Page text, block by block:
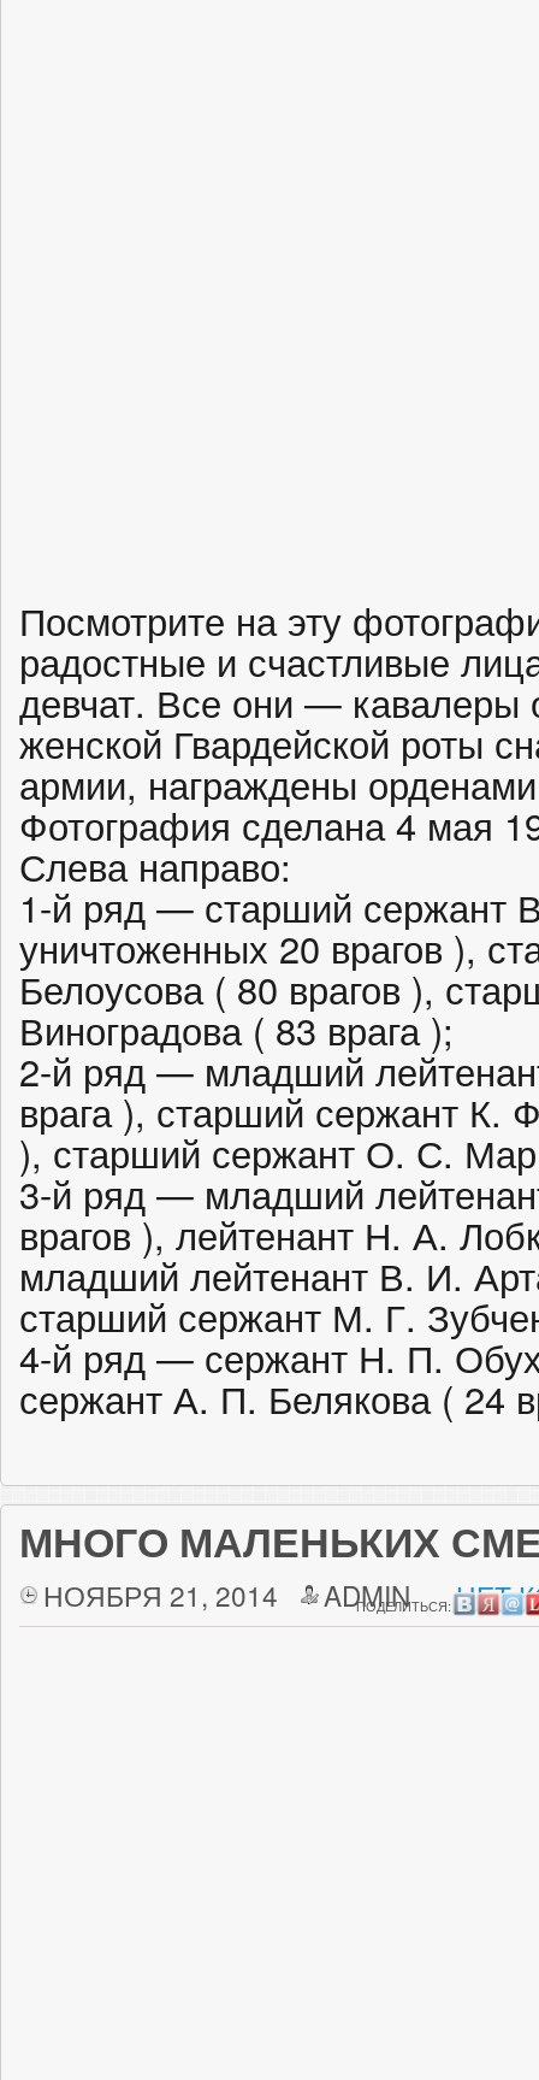
Посмотрите на эту
радостные и счастливые
девчат. Все они — кавалеры
женской Гвардейской роты
армии, награждены
Фотография сделана 4 мая
Слева направо:
1-й ряд — старший сержант
уничтоженных 20 врагов ),
Белоусова ( 80 врагов ),
Виноградова ( 83 врага );
2-й ряд — младший
врага ), старший сержант К.
), старший сержант О. С.
3-й ряд — младший
врагов ), лейтенант Н. А.
младший лейтенант В. И.
старший сержант М. Г.
4-й ряд — сержант Н. П.
сержант А. П. Белякова ( 24
МНОГО МАЛЕНЬКИХ
НОЯБРЯ 21, 2014 ADMIN НЕТ
ПОДЕЛИТЬСЯ: